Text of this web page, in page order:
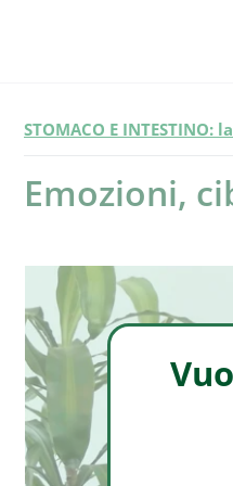
STOMACO E
Emozioni,